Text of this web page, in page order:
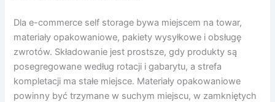
Dla e-commerce self storage bywa miejscem na towar,
materiały opakowaniowe, pakiety wysyłkowe i obsługę
zwrotów. Składowanie jest prostsze, gdy produkty są
posegregowane według rotacji i gabarytu, a strefa
kompletacji ma stałe miejsce. Materiały opakowaniowe
powinny być trzymane w suchym miejscu, w zamkniętych